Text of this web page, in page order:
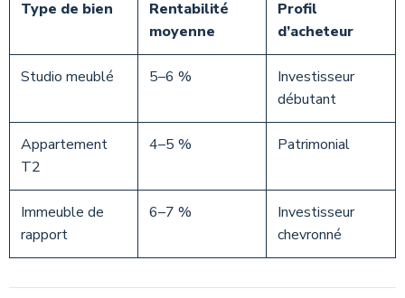
Type de bien
Rentabilité
moyenne
Profil
d’acheteur
Studio meublé 5–6 %
Investisseur
débutant
Appartement
T2
4–5 % Patrimonial
Immeuble de
rapport
6–7 %
Investisseur
chevronné